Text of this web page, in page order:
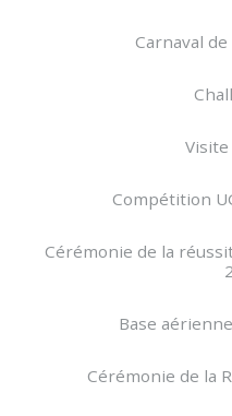
Carnaval
Visite
Compétition
Cérémonie de la
Base
Cérémonie de la